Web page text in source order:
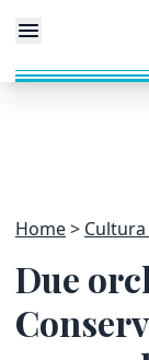
Home
Due